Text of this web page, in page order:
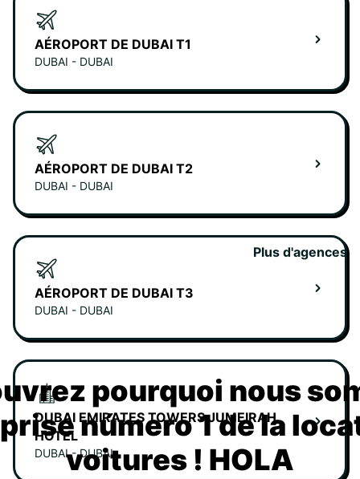
AÉROPORT DE DUBAI T1
DUBAI - DUBAI
AÉROPORT DE DUBAI T2
DUBAI - DUBAI
AÉROPORT DE DUBAI T3
DUBAI - DUBAI
DUBAI EMIRATES TOWERS JUMEIRAH
HOTEL
DUBAI - DUBAI
Plus d'agences
pourquoi nous
número 1 de la
voitures ! HOLA